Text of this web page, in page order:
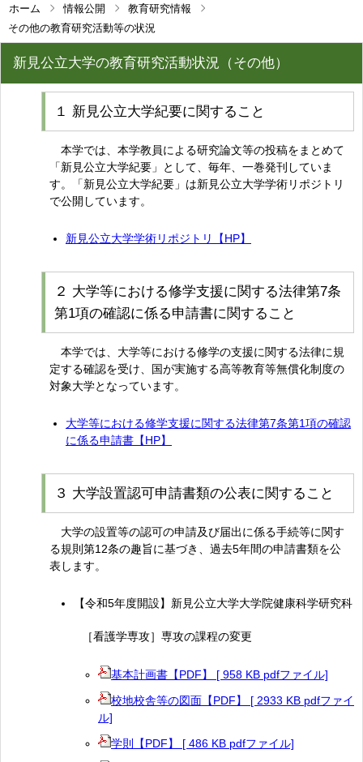
ホーム 情報公開
教育研究情報
その他の教育研究活動等の状況
新見公立大学の教育研究活動状況（その他）
１ 新見公立大学紀要に関すること
本学では、本学教員による研究論文等の投稿をまとめて
「新見公立大学紀要」として、毎年、一巻発刊していま
す。「新見公立大学紀要」は新見公立大学学術リポジトリ
で公開しています。
新見公立大学学術リポジトリ【HP】
２ 大学等における修学支援に関する法律第7条
第1項の確認に係る申請書に関すること
本学では、大学等における修学の支援に関する法律に規
定する確認を受け、国が実施する高等教育等無償化制度の
対象大学となっています。
大学等における修学支援に関する法律第7条第1項の確認
に係る申請書【HP】
３ 大学設置認可申請書類の公表に関すること
大学の設置等の認可の申請及び届出に係る手続等に関す
る規則第12条の趣旨に基づき、過去5年間の申請書類を公
表します。
【令和5年度開設】新見公立大学大学院健康科学研究科
［看護学専攻］専攻の課程の変更
基本計画書【PDF】 [ 958 KB pdfファイル]
校地校舎等の図面【PDF】 [ 2933 KB pdfファイ
ル]
学則【PDF】 [ 486 KB pdfファイル]